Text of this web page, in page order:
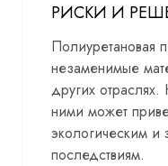
РИСКИ И
Полиуретановая
незаменимые
других
ними может
экологическим и
последствиям.